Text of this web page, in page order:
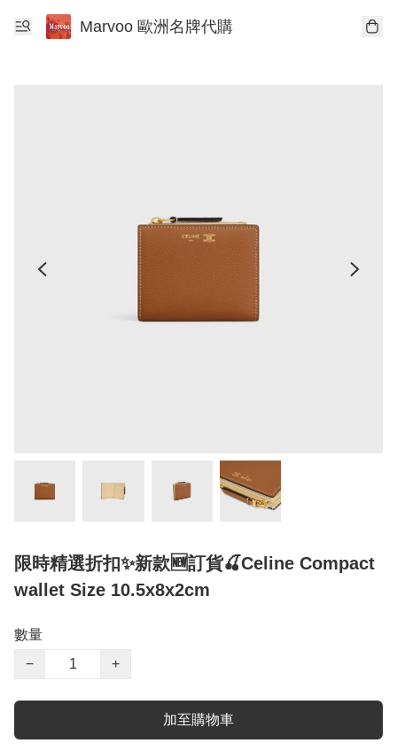
Marvoo 歐洲名牌代購
限時精選折扣✨新款🆕訂貨🍒Celine Compact
wallet Size 10.5x8x2cm
數量
−
+
加至購物車